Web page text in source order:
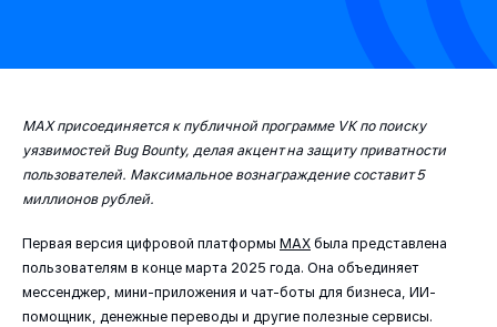
MAX присоединяется к публичной программе VK по поиску
уязвимостей Bug Bounty, делая акцент на защиту приватности
пользователей. Максимальное вознаграждение составит 5
миллионов рублей.
Первая версия цифровой платформы МАХ была представлена
пользователям в конце марта 2025 года. Она объединяет
мессенджер, мини-приложения и чат-боты для бизнеса, ИИ-
помощник, денежные переводы и другие полезные сервисы.